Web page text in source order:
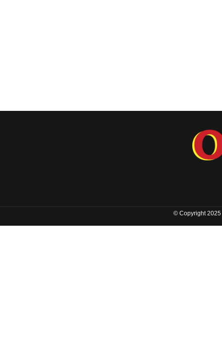
© Copyright